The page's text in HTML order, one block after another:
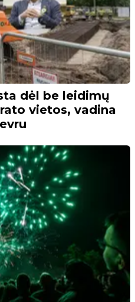
dėl be leidimų
vietos, vadina